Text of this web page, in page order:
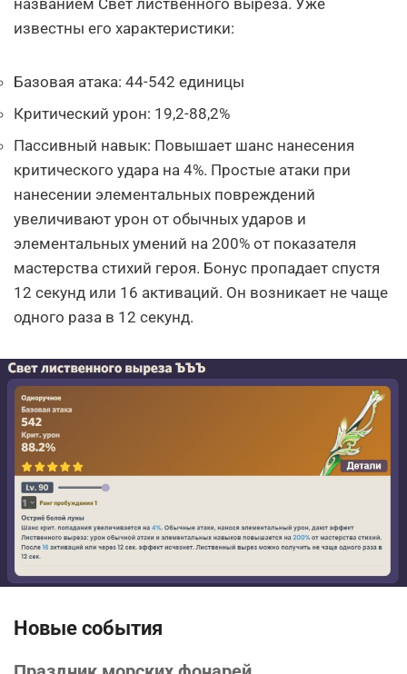
названием Свет лиственного выреза. Уже
известны его характеристики:
Базовая атака: 44-542 единицы
Критический урон: 19,2-88,2%
Пассивный навык: Повышает шанс нанесения
критического удара на 4%. Простые атаки при
нанесении элементальных повреждений
увеличивают урон от обычных ударов и
элементальных умений на 200% от показателя
мастерства стихий героя. Бонус пропадает спустя
12 секунд или 16 активаций. Он возникает не чаще
одного раза в 12 секунд.
Новые события